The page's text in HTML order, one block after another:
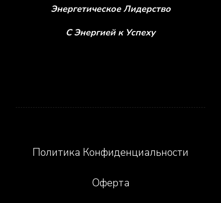
Энергетическое Лидерство
С Энергией к Успеху
Политика Конфиденциальности
Оферта